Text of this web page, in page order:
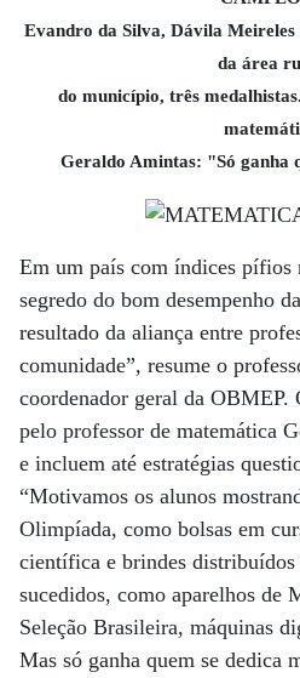
Evandro da Silva, Dávila
da área
do município, três
Geraldo Amintas: "Só ganha
Em um país com índices pífios
segredo do bom desempenho
resultado da aliança entre
comunidade”, resume o
coordenador geral da OBMEP.
pelo professor de matemática
e incluem até estratégias
“Motivamos os alunos
Olimpíada, como bolsas em
científica e brindes
sucedidos, como aparelhos de
Seleção Brasileira, máquinas
Mas só ganha quem se dedica